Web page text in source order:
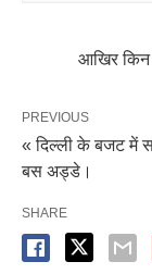
आखिर किन
PREVIOUS
« दिल्ली के बजट में
बस अड्डे।
SHARE